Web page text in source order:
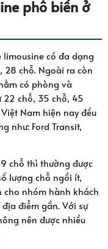
phổ biến ở
limousine có đa dạng
28 chỗ. Ngoài ra còn
có phòng và
22 chỗ, 35 chỗ, 45
Nam hiện nay đều
như: Ford Transit,
chỗ thì thường được
lượng chỗ ngồi ít,
cho nhóm hành khách
điểm gần. Với sự
nên được nhiều